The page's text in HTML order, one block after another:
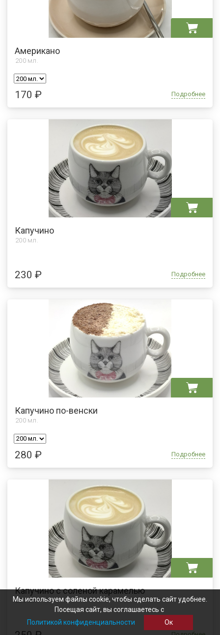
Американо
200 мл.
170 ₽ Подробнее
Капучино
200 мл.
230 ₽ Подробнее
Капучино по-венски
200 мл.
280 ₽ Подробнее
Капучино с соленой карамелью
200 мл.
Мы используем файлы cookie, чтобы сделать сайт удобнее.
Посещая сайт, вы соглашаетесь с
Политикой конфиденциальности
Ок